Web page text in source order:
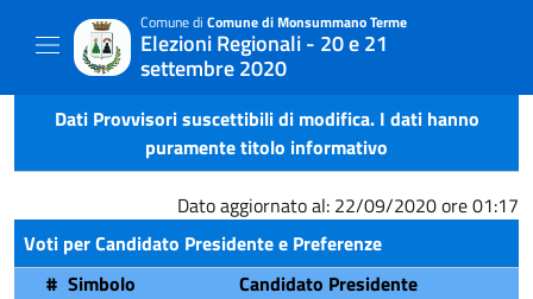
Comune di Comune di Monsummano Terme
Elezioni Regionali - 20 e 21
settembre 2020
Dati Provvisori suscettibili di modifica. I dati hanno
puramente titolo informativo
Dato aggiornato al: 22/09/2020 ore 01:17
Voti per Candidato Presidente e Preferenze
# Simbolo Candidato Presidente